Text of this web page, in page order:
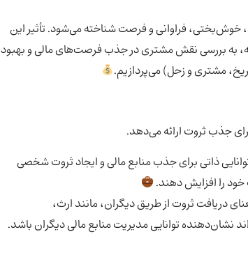
خوش‌بختی، فراوانی و فرصت شناخته می‌شود. تأثیر این
به بررسی نقش مشتری در جذب فرصت‌های مالی و بهبود
مشتری و زحل) می‌پردازیم.
جذب ثروت ارائه می‌دهد.
ذاتی برای جذب منابع مالی و ایجاد ثروت شخصی
خود را افزایش دهند.
دریافت ثروت از طریق دیگران، مانند ارث،
توانایی مدیریت منابع مالی دیگران باشد.